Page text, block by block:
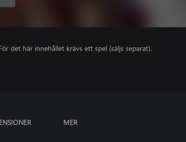
det här innehållet krävs ett spel (säljs separat).
MER